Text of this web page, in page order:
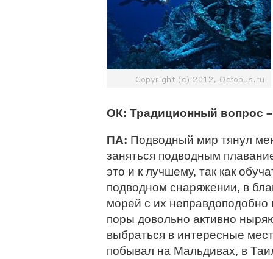
ОК: Традиционный вопрос
ПА: Подводный мир тянул
заняться подводным
это и к лучшему, так как
подводном снаряжении, в
морей с их неправдоподобно
поры довольно активно
выбраться в интересные
побывал на Мальдивах, в